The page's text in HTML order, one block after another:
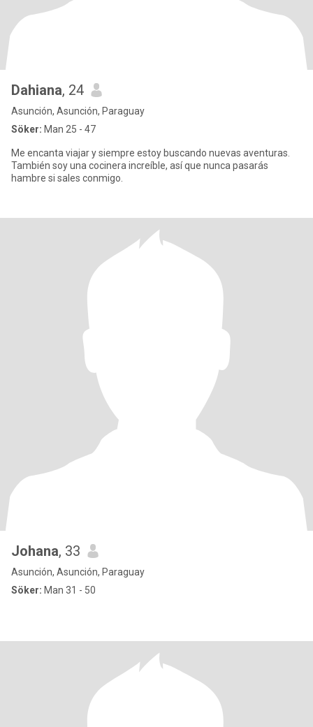
Dahiana, 24
Asunción, Asunción, Paraguay
Söker: Man 25 - 47
Me encanta viajar y siempre estoy buscando nuevas aventuras.
También soy una cocinera increíble, así que nunca pasarás
hambre si sales conmigo.
Johana, 33
Asunción, Asunción, Paraguay
Söker: Man 31 - 50